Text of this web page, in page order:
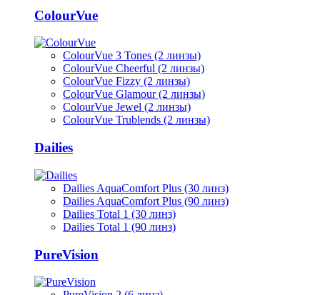
ColourVue
ColourVue 3 Tones (2 линзы)
ColourVue Cheerful (2 линзы)
ColourVue Fizzy (2 линзы)
ColourVue Glamour (2 линзы)
ColourVue Jewel (2 линзы)
ColourVue Trublends (2 линзы)
Dailies
Dailies AquaComfort Plus (30 линз)
Dailies AquaComfort Plus (90 линз)
Dailies Total 1 (30 линз)
Dailies Total 1 (90 линз)
PureVision